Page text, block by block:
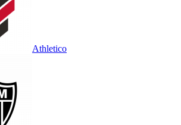
Athletico